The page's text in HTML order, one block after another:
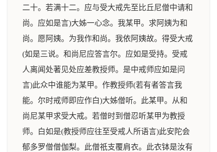
二十。若满十二。应与受大戒先至比丘尼僧中请和
尚。应如是言)大姊一心念。我某甲。求阿姨为和
尚。愿阿姨。为我作和尚。我依阿姨故。得受大戒
(如是三说。和尚尼应答言尔。应如是受持。受戒
人离闻处著见处应差教授师。是中戒师应如是问
言)此众中谁能为某甲。作教授师(若有者答言我
能。尔时戒师即应作白)大姊僧听。此某甲。从和
尚尼某甲求受大戒。若僧时到僧忍听某甲为教授
师。白如是(教授师应往至受戒人所语言)此安陀会
郁多罗僧僧伽梨。此僧祇支覆肩衣。此衣钵是汝有